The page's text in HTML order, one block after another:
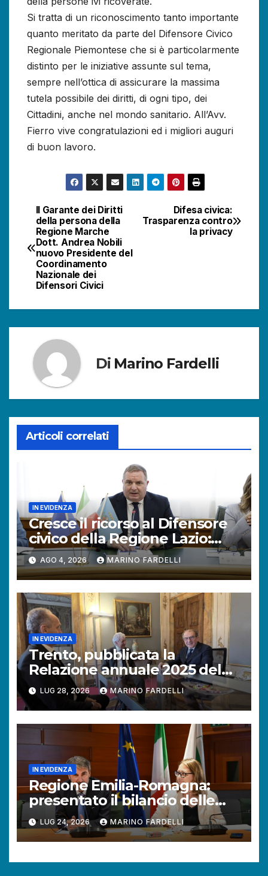
Si tratta di un riconoscimento tanto importante
quanto meritato da parte del Difensore Civico
Regionale Piemontese che si è particolarmente
distinto per le iniziative assunte sul tema,
sempre nell’ottica di assicurare la massima
tutela possibile dei diritti, di ogni tipo, dei
Cittadini, anche nel mondo sanitario. All’Avv.
Fierro vive congratulazioni ed i migliori auguri
di buon lavoro.
Navigazione
articoli
Difesa civica:
Trasparenza contro
la privacy
Il Garante dei Diritti
della persona della
Regione Marche
Dott. Andrea Nobili
nuovo Presidente del
Coordinamento
Nazionale dei
Difensori Civici
Di Marino Fardelli
Articoli correlati
IN EVIDENZA
Cresce il ricorso al Difensore
civico della Regione Lazio:
+121% di istanze rispetto al
2025.
AGO 4, 2026 MARINO FARDELLI
IN EVIDENZA
Trento, pubblicata la
Relazione annuale 2025 del
Difensore civico della
Provincia autonoma.
LUG 28, 2026 MARINO FARDELLI
IN EVIDENZA
Regione Emilia-Romagna:
presentato il bilancio delle
attività del Difensore civico.
Aumentano le richieste dei
cittadini.
LUG 24, 2026 MARINO FARDELLI